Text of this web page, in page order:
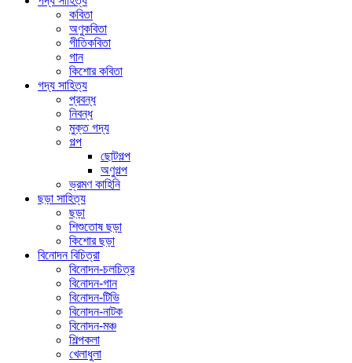
কবিতা
অণুকবিতা
গীতিকবিতা
গান
কিশোর কবিতা
গদ্য সাহিত্য
প্রবন্ধ
নিবন্ধ
মুক্ত গদ্য
গল্প
ছোটগল্প
অণুগল্প
ভ্রমণ কাহিনি
ছড়া সাহিত্য
ছড়া
শিশুতোষ ছড়া
কিশোর ছড়া
বিনোদন বিচিত্রা
বিনোদন-চলচিত্র
বিনোদন-গান
বিনোদন-টিভি
বিনোদন-নাটক
বিনোদন-মঞ্চ
শিল্পকলা
খেলাধুলা